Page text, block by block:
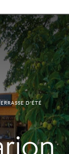
D'ÉTÉ